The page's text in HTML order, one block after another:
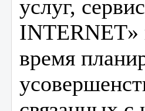
услуг,
время